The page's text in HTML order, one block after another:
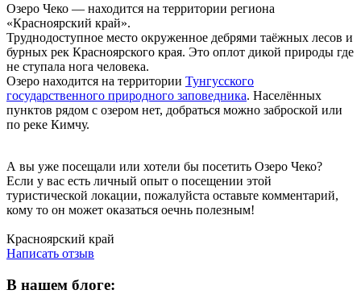
Озеро Чеко — находится на территории региона
«Красноярский край».
Труднодоступное место окруженное дебрями таёжных лесов и
бурных рек Красноярского края. Это оплот дикой природы где
не ступала нога человека.
Озеро находится на территории Тунгусского
государственного природного заповедника. Населённых
пунктов рядом с озером нет, добраться можно заброской или
по реке Кимчу.
А вы уже посещали или хотели бы посетить Озеро Чеко?
Если у вас есть личный опыт о посещении этой
туристической локации, пожалуйста оставьте комментарий,
кому то он может оказаться оечнь полезным!
Красноярский край
Написать отзыв
В нашем блоге: